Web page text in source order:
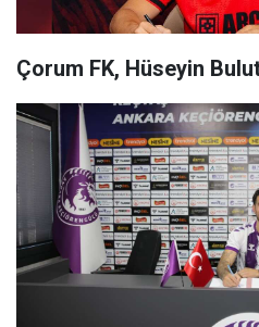
Çorum FK, Hüseyin